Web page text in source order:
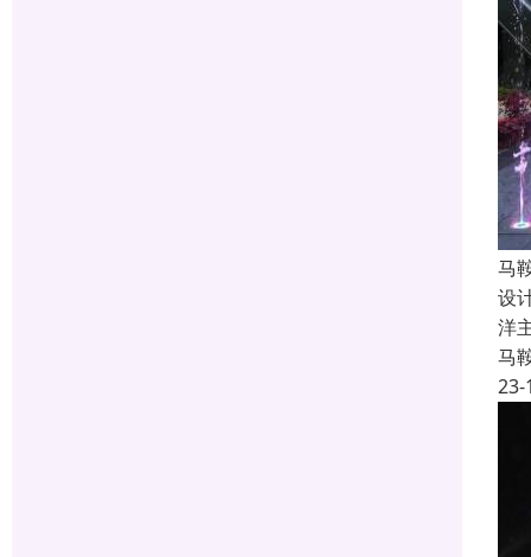
马
设
洋
马
23-